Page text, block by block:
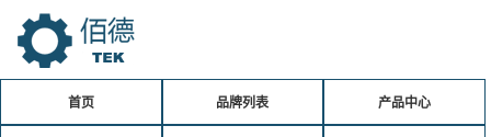
首页 品牌列表 产品中心